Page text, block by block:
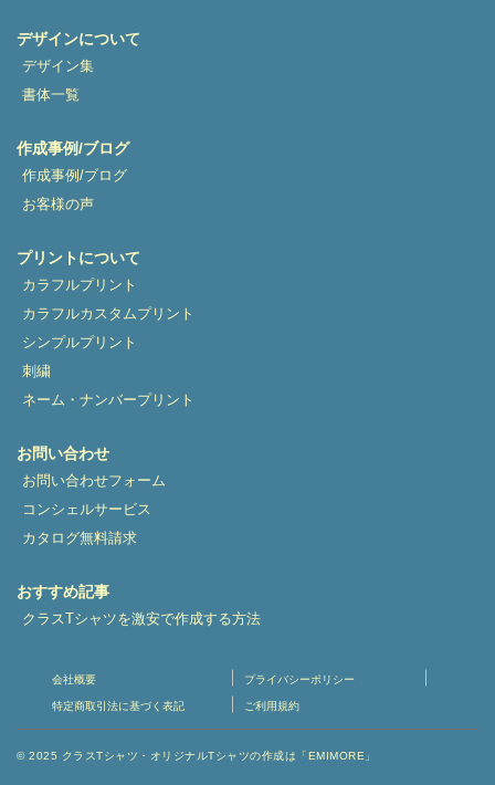
デザインについて
デザイン集
書体一覧
作成事例/ブログ
作成事例/ブログ
お客様の声
プリントについて
カラフルプリント
カラフルカスタムプリント
シンプルプリント
刺繍
ネーム・ナンバープリント
お問い合わせ
お問い合わせフォーム
コンシェルサービス
カタログ無料請求
おすすめ記事
クラスTシャツを激安で作成する方法
会社概要 プライバシーポリシー
特定商取引法に基づく表記 ご利用規約
© 2025 クラスTシャツ・オリジナルTシャツの作成は「EMIMORE」